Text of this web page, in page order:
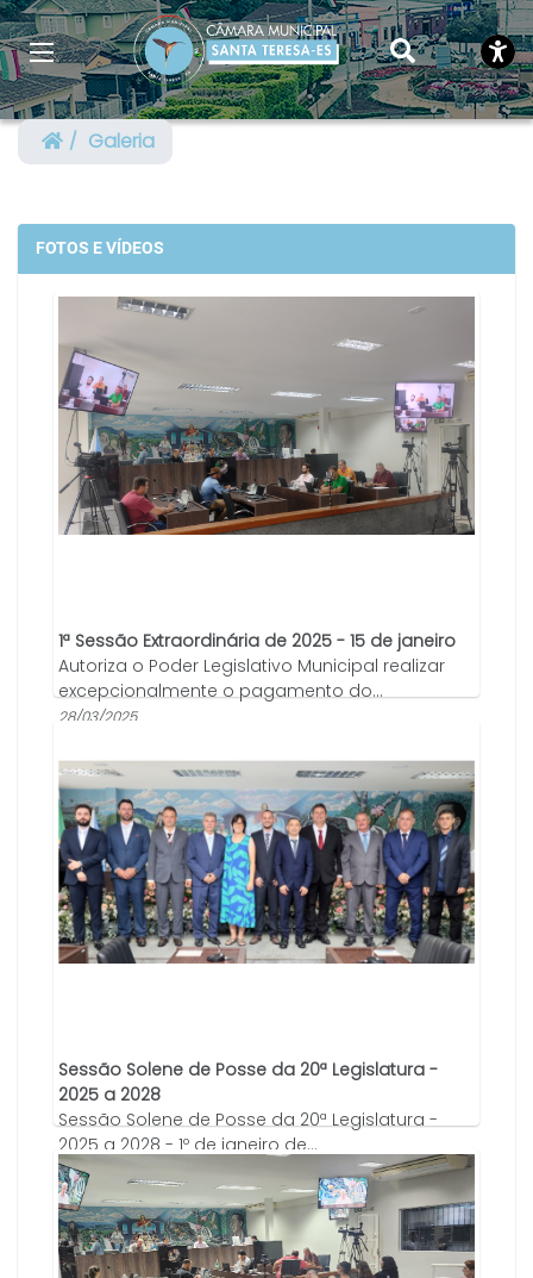
Galeria
FOTOS E VÍDEOS
1ª Sessão Extraordinária de 2025 - 15 de janeiro
Autoriza o Poder Legislativo Municipal realizar
excepcionalmente o pagamento do...
28/03/2025
Sessão Solene de Posse da 20ª Legislatura -
2025 a 2028
Sessão Solene de Posse da 20ª Legislatura -
2025 a 2028 - 1º de janeiro de...
27/03/2025